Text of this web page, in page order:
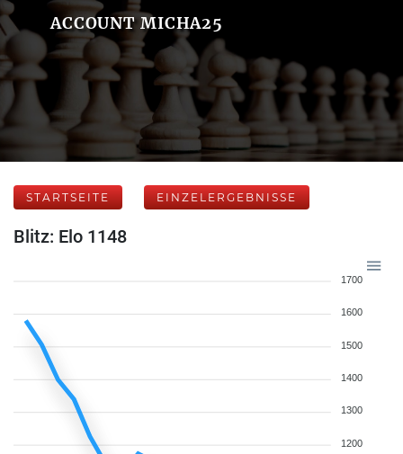
ACCOUNT MICHA25
STARTSEITE EINZELERGEBNISSE
Blitz: Elo 1148
1700
1600
1500
1400
1300
1200